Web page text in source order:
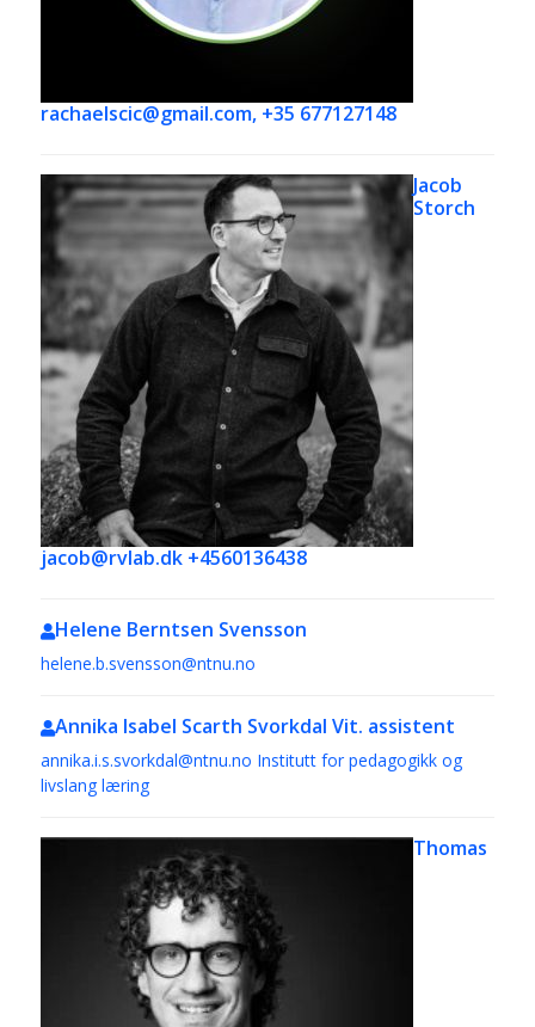
rachaelscic@gmail.com, +35 677127148
Jacob
Storch
jacob@rvlab.dk +4560136438
Helene Berntsen Svensson
helene.b.svensson@ntnu.no
Annika Isabel Scarth Svorkdal Vit. assistent
annika.i.s.svorkdal@ntnu.no Institutt for pedagogikk og
livslang læring
Thomas